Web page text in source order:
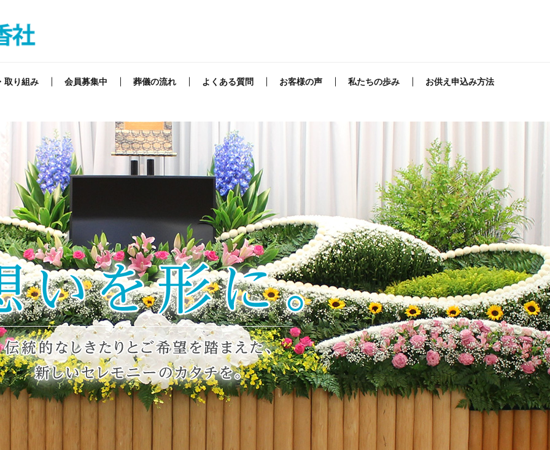
取り組み 会員募集中 葬儀の流れ よくある質問 お客様の声 私たちの歩み お供え申込み方法